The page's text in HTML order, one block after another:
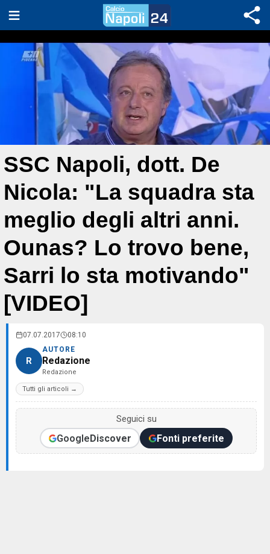
SSC Napoli, dott. De
Nicola: "La squadra sta
meglio degli altri anni.
Ounas? Lo trovo bene,
Sarri lo sta motivando"
[VIDEO]
07.07.2017 08:10
R
AUTORE
Redazione
Redazione
Tutti gli articoli →
Seguici su
GoogleDiscover Fonti preferite